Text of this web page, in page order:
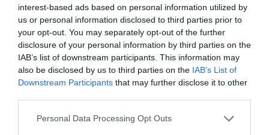
interest-based ads based on personal information utilized by
us or personal information disclosed to third parties prior to
your opt-out. You may separately opt-out of the further
disclosure of your personal information by third parties on the
IAB’s list of downstream participants. This information may
also be disclosed by us to third parties on the IAB’s List of
Downstream Participants that may further disclose it to other
Please note that this website/app uses one or more Google
Personal Data Processing Opt Outs